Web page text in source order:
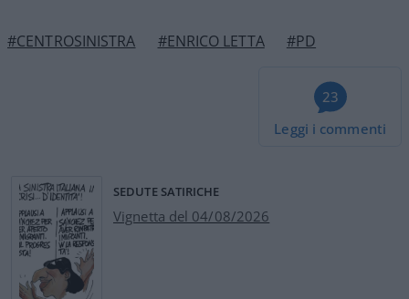
#CENTROSINISTRA #ENRICO LETTA #PD
23
Leggi i commenti
SEDUTE SATIRICHE
Vignetta del 04/08/2026